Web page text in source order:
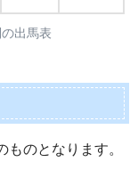
出馬表
のとなります。